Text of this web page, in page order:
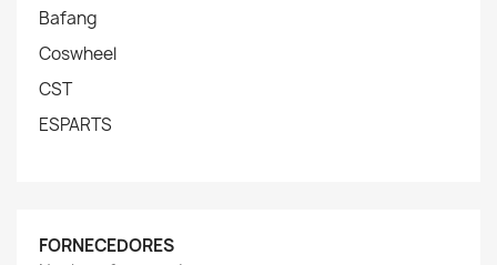
Bafang
Coswheel
CST
ESPARTS
FORNECEDORES